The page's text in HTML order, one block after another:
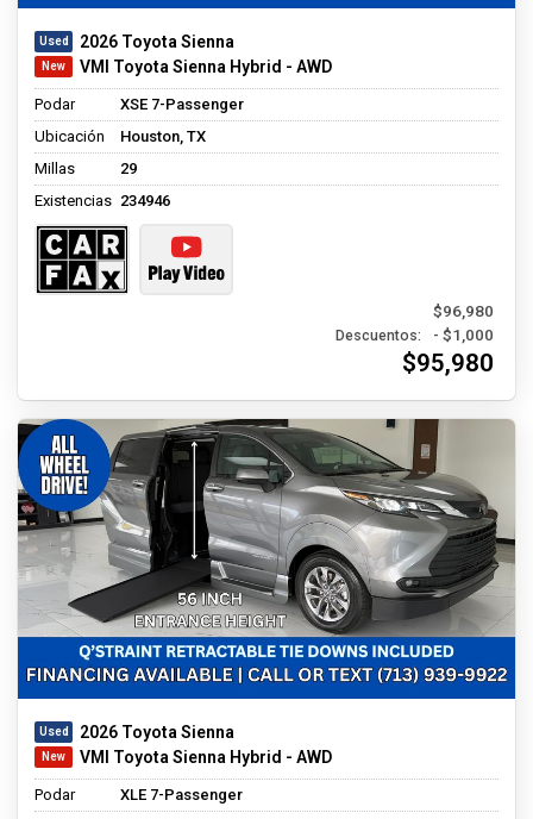
2026 Toyota Sienna
VMI Toyota Sienna Hybrid - AWD
Podar
XSE 7-Passenger
Ubicación
Houston, TX
Millas
29
Existencias 234946
$96,980
Descuentos: - $1,000
$95,980
2026 Toyota Sienna
VMI Toyota Sienna Hybrid - AWD
Podar
XLE 7-Passenger